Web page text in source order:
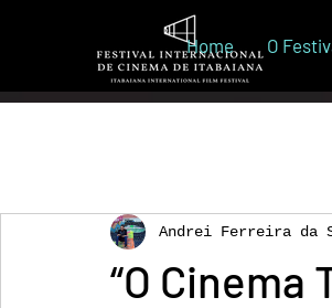
Home O
“O
Andrei Ferreira da